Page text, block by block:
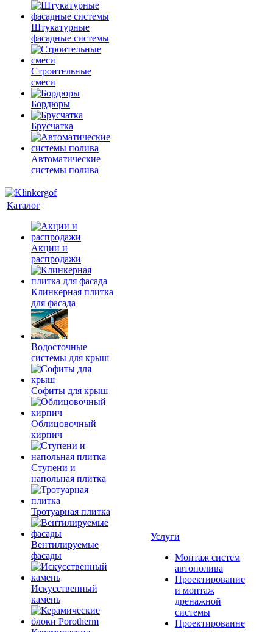
Штукатурные
фасадные системы
Строительные
смеси
Бордюры
Брусчатка
Автоматические
системы полива
Каталог
Акции и
распродажи
Клинкерная плитка
для фасада
Водосточные
системы для крыш
Софиты для крыш
Облицовочный
кирпич
Ступени и
напольная плитка
Тротуарная плитка
Вентилируемые
фасады
Искусственный
камень
Услуги
Монтаж систем
автополива
Проектирование
и монтаж
дренажной
системы
Проектироваине